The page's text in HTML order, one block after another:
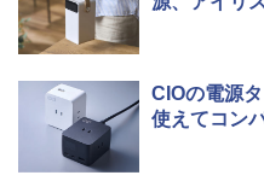
CIOの電源
使えてコン